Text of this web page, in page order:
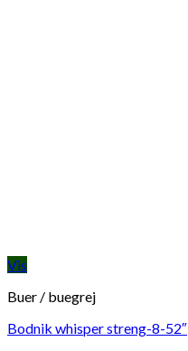
Vis
Buer / buegrej
Bodnik whisper streng-8-52″